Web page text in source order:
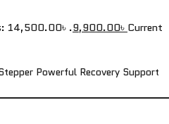
14,500.00৳ .9,900.00৳ Current
Powerful Recovery Support